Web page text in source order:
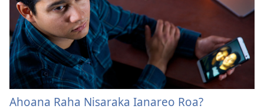
Ahoana Raha Nisaraka Ianareo Roa?